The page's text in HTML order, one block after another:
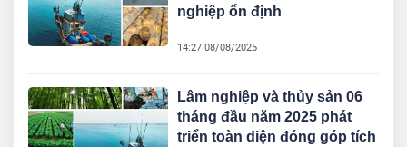
nghiệp ổn định
14:27 08/08/2025
Lâm nghiệp và thủy sản 06
tháng đầu năm 2025 phát
triển toàn diện đóng góp tích